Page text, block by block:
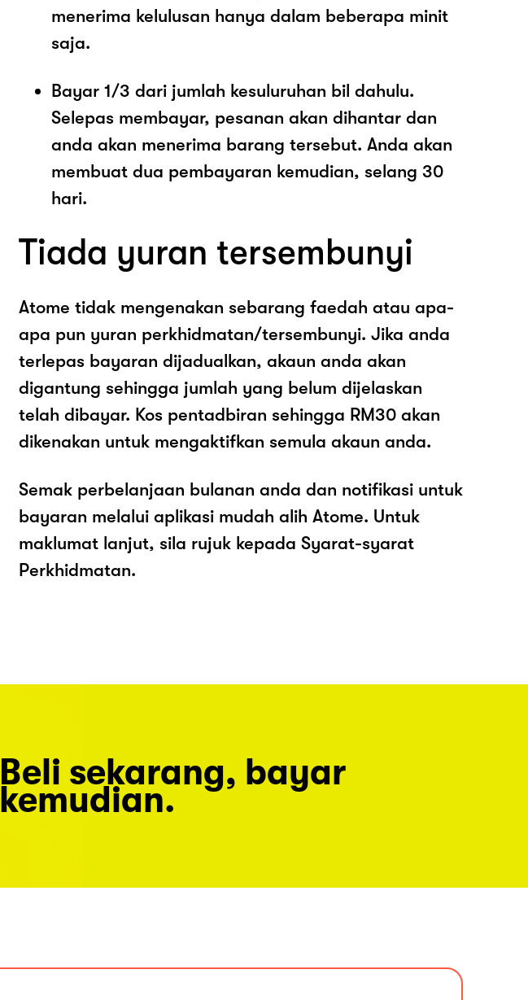
menerima kelulusan hanya dalam beberapa minit
saja.
Bayar 1/3 dari jumlah kesuluruhan bil dahulu.
Selepas membayar, pesanan akan dihantar dan
anda akan menerima barang tersebut. Anda akan
membuat dua pembayaran kemudian, selang 30
hari.
Tiada yuran tersembunyi
Atome tidak mengenakan sebarang faedah atau apa-
apa pun yuran perkhidmatan/tersembunyi. Jika anda
terlepas bayaran dijadualkan, akaun anda akan
digantung sehingga jumlah yang belum dijelaskan
telah dibayar. Kos pentadbiran sehingga RM30 akan
dikenakan untuk mengaktifkan semula akaun anda.
Semak perbelanjaan bulanan anda dan notifikasi untuk
bayaran melalui aplikasi mudah alih Atome. Untuk
maklumat lanjut, sila rujuk kepada Syarat-syarat
Perkhidmatan.
Beli sekarang, bayar
kemudian.